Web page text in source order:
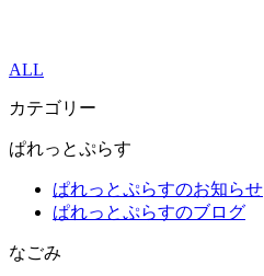
ALL
カテゴリー
ぱれっとぷらす
ぱれっとぷらすのお知らせ
ぱれっとぷらすのブログ
なごみ